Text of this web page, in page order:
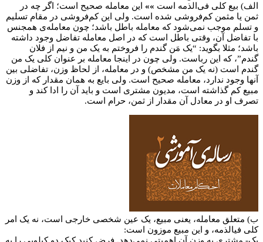
کلی فی­‌الذمه است»»این معامله صحیح است؛ اگر چه در
کم‌فروشی شده است. ولی این کم‌فروشی در مقام تسلیم
نمی‌شود که معامله باطل باشد؛ چون معامله‌ی همجنس
آن، وقتی باطل است که در اصل معامله تفاضل وجود داشته
بگوید: “یک مَن گندم را فروختم به یک من و نیم از فلان
این رباست. ولی چون در اینجا معامله بر عنوان کلی یک من
(نه یک من مشخص) و در معامله، از لحاظ وزن، تفاضلی بین
ندارد، معامله صحیح است. ولی بایع به همان مقدار که از وزن
است، مدیون مشتری است و باید آن را ادا کند و
معادل آن مقدار از ثمن، حرام است.
معامله، یعنی مبیع، یک عین شخصی خارجی است، نه یک امر
و این مبیع موزون است:
به وزن آن اهمیتی نمی‌دهد. فرض کنید کیک دو کیلویی را به